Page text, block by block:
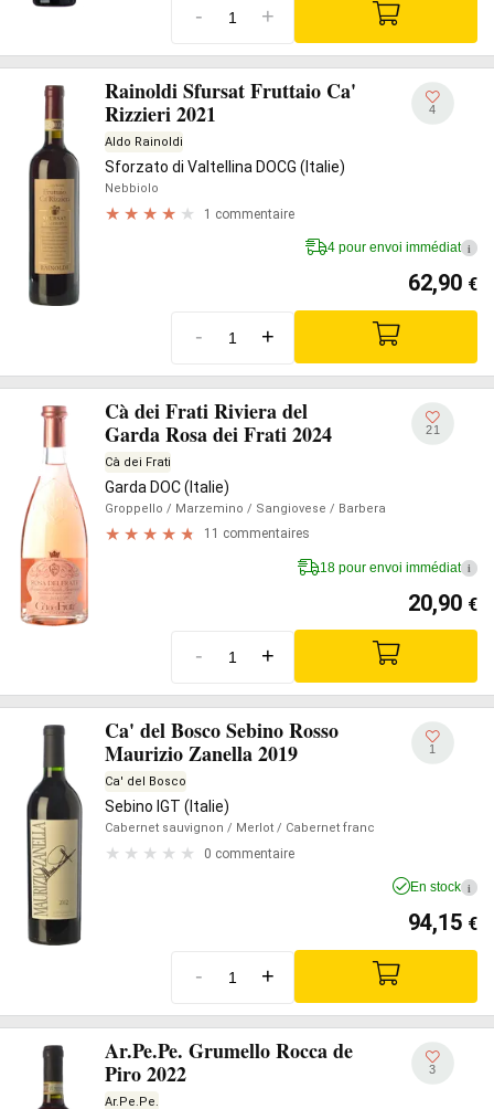
- +
Rainoldi Sfursat Fruttaio Ca'
Rizzieri 2021
Aldo Rainoldi
Sforzato di Valtellina DOCG (Italie)
Nebbiolo
1 commentaire
4
4 pour envoi immédiat i
62,90 €
- +
Cà dei Frati Riviera del
Garda Rosa dei Frati 2024
Cà dei Frati
Garda DOC (Italie)
Groppello / Marzemino / Sangiovese / Barbera
11 commentaires
21
18 pour envoi immédiat i
20,90 €
- +
Ca' del Bosco Sebino Rosso
Maurizio Zanella 2019
Ca' del Bosco
Sebino IGT (Italie)
Cabernet sauvignon / Merlot / Cabernet franc
0 commentaire
1
En stock i
94,15 €
- +
Ar.Pe.Pe. Grumello Rocca de
Piro 2022
Ar.Pe.Pe.
3